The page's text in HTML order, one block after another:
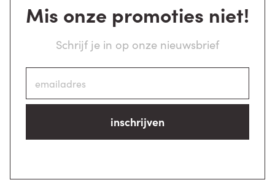
Mis onze promoties niet!
Schrijf je in op onze nieuwsbrief
inschrijven